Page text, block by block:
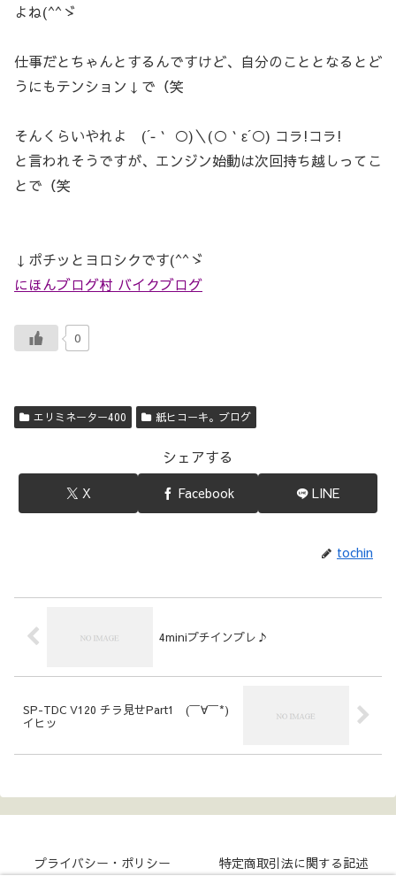
よね(^^ゞ
仕事だとちゃんとするんですけど、自分のこととなるとど
うにもテンション↓で（笑
そんくらいやれよ (´‐｀ ○)＼(○｀ε´○) コラ!コラ!
と言われそうですが、エンジン始動は次回持ち越しってこ
とで（笑
↓ポチッとヨロシクです(^^ゞ
にほんブログ村 バイクブログ
0
エリミネーター400 紙ヒコーキ。ブログ
シェアする
X Facebook LINE
tochin
4miniプチインプレ♪
SP-TDC V120 チラ見せPart1 (￣∀￣*)
イヒッ
プライバシー・ポリシー 特定商取引法に関する記述